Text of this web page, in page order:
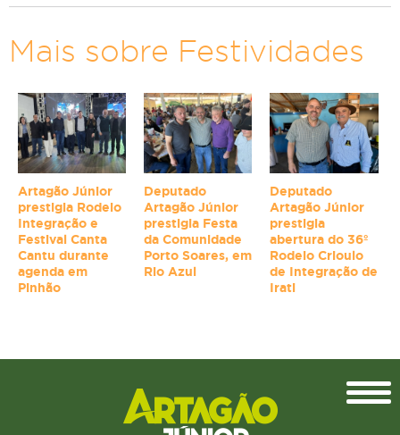
Mais sobre Festividades
Artagão Júnior
prestigia Rodeio
Integração e
Festival Canta
Cantu durante
agenda em
Pinhão
Deputado
Artagão Júnior
prestigia Festa
da Comunidade
Porto Soares, em
Rio Azul
Deputado
Artagão Júnior
prestigia
abertura do 36º
Rodeio Crioulo
de Integração de
Irati